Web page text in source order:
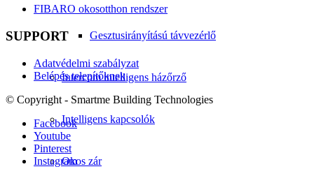
Gesztusirányítású távvezérlő
Intercom intelligens házőrző
Intelligens kapcsolók
Okos zár
FIBARO okosotthon rendszer
SUPPORT
Adatvédelmi szabályzat
Belépés telepítőknek
© Copyright - Smartme Building Technologies
Facebook
Youtube
Pinterest
Instagram